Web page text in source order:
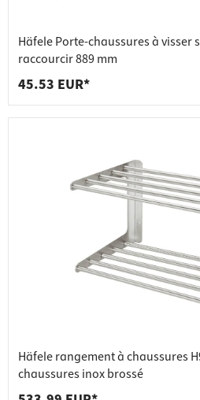
Häfele Porte-chaussures à visser
raccourcir 889 mm
45.53 EUR*
Häfele rangement à chaussures
chaussures inox brossé